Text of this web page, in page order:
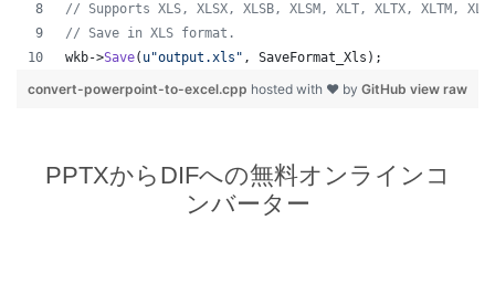
// Supports XLS, XLSX, XLSB, XLSM, XLT, XLTX, XLTM,
// Save in XLS format.
wkb->Save( u"output.xls " , SaveFormat_Xls);
view raw
convert-powerpoint-to-excel.cpp hosted with ❤ by GitHub
PPTXからDIFへの無料オンラインコ
ンバーター